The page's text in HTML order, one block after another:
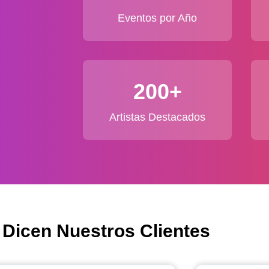
Eventos por Año
200+
Artistas Destacados
Nuestros Clientes